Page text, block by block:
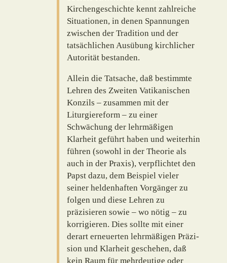
Kirchengeschichte kennt zahl­reiche
Situationen, in denen Spannungen
zwischen der Tradition und der
tatsächlichen Ausübung kirchlicher
Autorität bestanden.
Allein die Tatsache, daß bestimmte
Lehren des Zweiten Vatikanischen
Konzils – zusammen mit der
Liturgiereform – zu einer
Schwächung der lehrmäßigen
Klarheit geführt haben und weiterhin
führen (sowohl in der Theorie als
auch in der Praxis), verpflichtet den
Papst dazu, dem Beispiel vieler
seiner helden­haften Vorgänger zu
folgen und diese Lehren zu
präzisieren sowie – wo nötig – zu
korrigieren. Dies sollte mit einer
derart erneuerten lehrmäßigen Präzi­
sion und Klarheit geschehen, daß
kein Raum für mehrdeutige oder